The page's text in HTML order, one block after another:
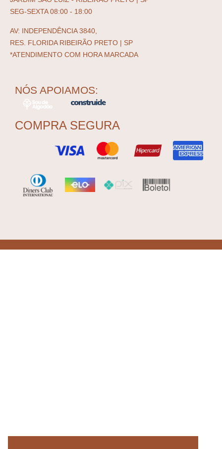
SEG-SEXTA 08:00 - 18:00
AV: INDEPENDÊNCIA 3840,
RES. FLORIDA RIBEIRÃO PRETO | SP
*ATENDIMENTO COM HORA MARCADA
NÓS APOIAMOS:
COMPRA SEGURA